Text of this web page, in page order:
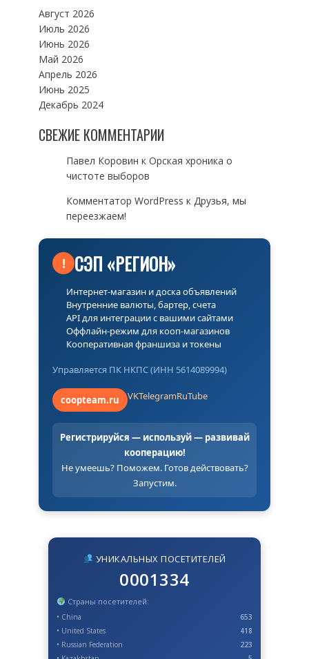
Август 2026
Июль 2026
Июнь 2026
Май 2026
Апрель 2026
Июнь 2025
Декабрь 2024
СВЕЖИЕ КОММЕНТАРИИ
Павел Коровин кОрская хроника о
чистоте выборов
Комментатор WordPress кДрузья, мы
переезжаем!
! СЭП «РЕГИОН»
Интернет-магазин и доска объявлений
Внутренние валюты, бартер, счета
API для интеграции с вашими сайтами
Оффлайн-режим для кооп-магазинов
Кооперативная франшиза и токены
Управляется ПК НКПС (ИНН 5614089994)
coopteam.ru VKTelegramRuTube
Регистрируйся — используй — развивай
кооперацию!
Не умеешь? Поможем. Готов действовать?
Запустим.
УНИКАЛЬНЫХ ПОСЕТИТЕЛЕЙ
0001334
Страны посетителей:
• China
653
• United States
418
• Russian Federation
223